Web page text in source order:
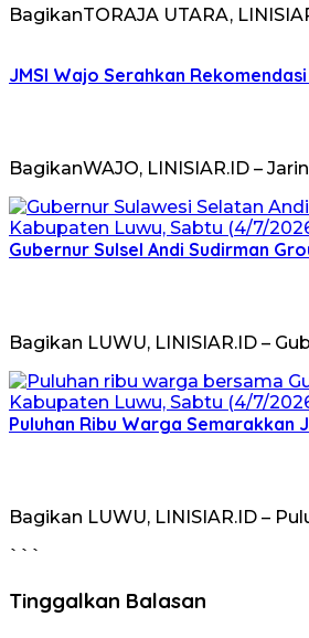
BagikanTORAJA UTARA,
JMSI Wajo Serahkan
BagikanWAJO, LINISIAR.ID –
Gubernur Sulsel Andi Sudirman
Bagikan LUWU, LINISIAR.ID –
Puluhan Ribu Warga Semarakkan
Bagikan LUWU, LINISIAR.ID –
```
Tinggalkan Balasan